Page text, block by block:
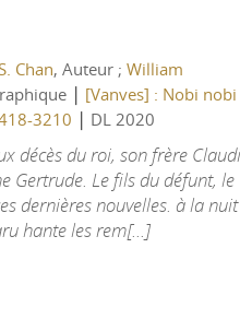
Chan, Auteur ; William
| [Vanves] : Nobi nobi
3210 | DL 2020
décès du roi, son frère
Gertrude. Le fils du défunt, le
dernières nouvelles. à la nuit
hante les rem[...]